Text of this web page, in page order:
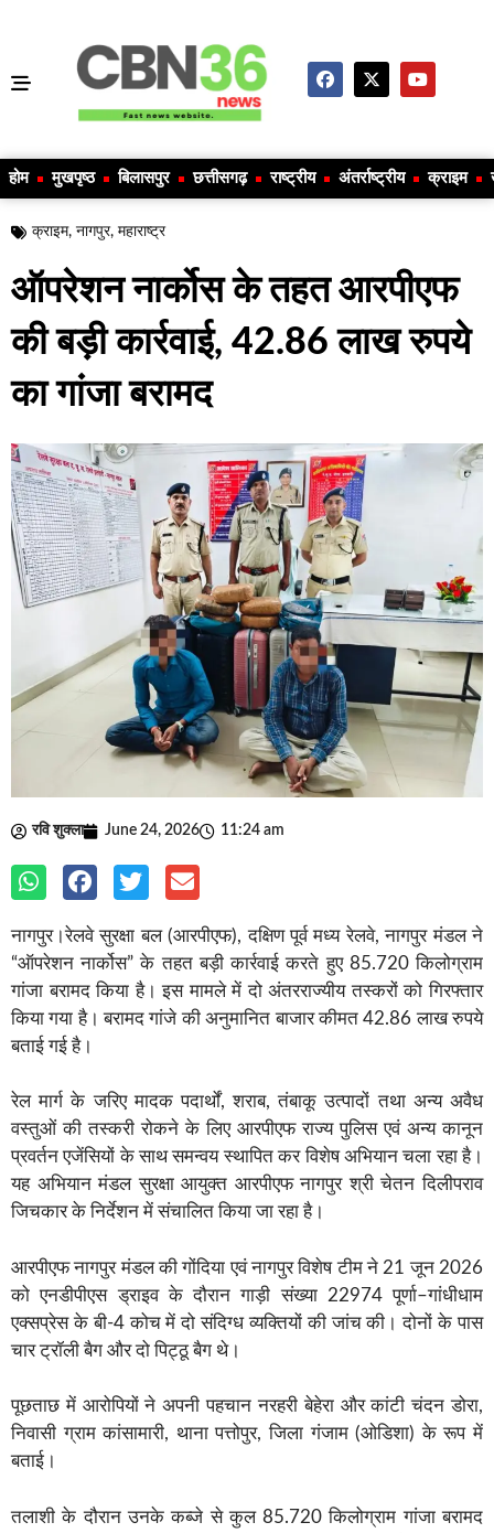
होम मुखपृष्ठ बिलासपुर छत्तीसगढ़ राष्ट्रीय अंतर्राष्ट्रीय क्राइम
क्राइम, नागपुर, महाराष्ट्र
ऑपरेशन नार्कोस के तहत आरपीएफ
की बड़ी कार्रवाई, 42.86 लाख रुपये
का गांजा बरामद
रवि शुक्ला June 24, 2026 11:24 am
नागपुर।रेलवे सुरक्षा बल (आरपीएफ), दक्षिण पूर्व मध्य रेलवे, नागपुर मंडल ने
“ऑपरेशन नार्कोस” के तहत बड़ी कार्रवाई करते हुए 85.720 किलोग्राम
गांजा बरामद किया है। इस मामले में दो अंतरराज्यीय तस्करों को गिरफ्तार
किया गया है। बरामद गांजे की अनुमानित बाजार कीमत 42.86 लाख रुपये
बताई गई है।
रेल मार्ग के जरिए मादक पदार्थों, शराब, तंबाकू उत्पादों तथा अन्य अवैध
वस्तुओं की तस्करी रोकने के लिए आरपीएफ राज्य पुलिस एवं अन्य कानून
प्रवर्तन एजेंसियों के साथ समन्वय स्थापित कर विशेष अभियान चला रहा है।
यह अभियान मंडल सुरक्षा आयुक्त आरपीएफ नागपुर श्री चेतन दिलीपराव
जिचकार के निर्देशन में संचालित किया जा रहा है।
आरपीएफ नागपुर मंडल की गोंदिया एवं नागपुर विशेष टीम ने 21 जून 2026
को एनडीपीएस ड्राइव के दौरान गाड़ी संख्या 22974 पूर्णा–गांधीधाम
एक्सप्रेस के बी-4 कोच में दो संदिग्ध व्यक्तियों की जांच की। दोनों के पास
चार ट्रॉली बैग और दो पिट्ठू बैग थे।
पूछताछ में आरोपियों ने अपनी पहचान नरहरी बेहेरा और कांटी चंदन डोरा,
निवासी ग्राम कांसामारी, थाना पत्तोपुर, जिला गंजाम (ओडिशा) के रूप में
बताई।
तलाशी के दौरान उनके कब्जे से कुल 85.720 किलोग्राम गांजा बरामद